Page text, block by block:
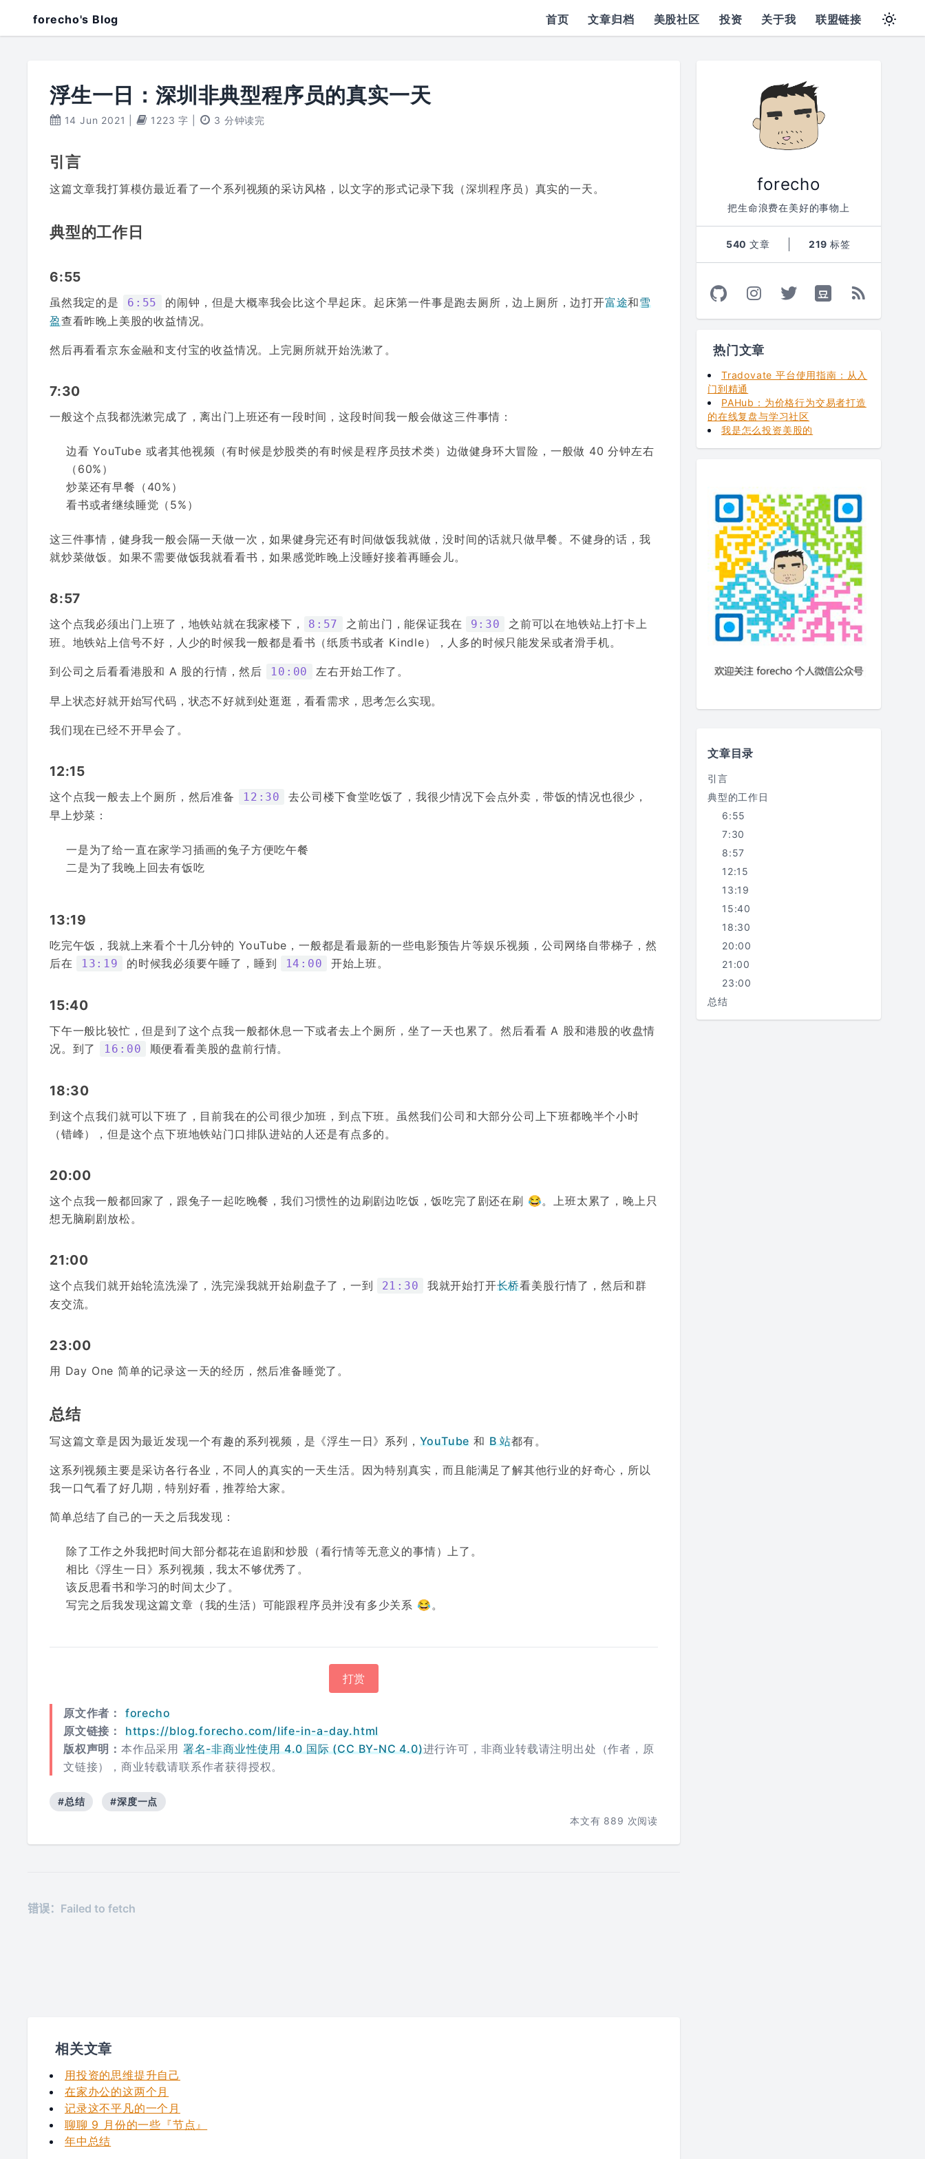
forecho's Blog 首页 文章归档 美股社区 投资 关于我 联盟链接
浮生一日：深圳非典型程序员的真实一天
14 Jun 2021 1223 字 3 分钟读完
引言
这篇文章我打算模仿最近看了一个系列视频的采访风格，以文字的形式记录下我（深圳程序员）真实的一天。
典型的工作日
6:55
虽然我定的是 6:55 的闹钟，但是大概率我会比这个早起床。起床第一件事是跑去厕所，边上厕所，边打开富途和雪
盈查看昨晚上美股的收益情况。
然后再看看京东金融和支付宝的收益情况。上完厕所就开始洗漱了。
7:30
一般这个点我都洗漱完成了，离出门上班还有一段时间，这段时间我一般会做这三件事情：
边看 YouTube 或者其他视频（有时候是炒股类的有时候是程序员技术类）边做健身环大冒险，一般做 40 分钟左右
（60%）
炒菜还有早餐（40%）
看书或者继续睡觉（5%）
这三件事情，健身我一般会隔一天做一次，如果健身完还有时间做饭我就做，没时间的话就只做早餐。不健身的话，我
就炒菜做饭。如果不需要做饭我就看看书，如果感觉昨晚上没睡好接着再睡会儿。
8:57
这个点我必须出门上班了，地铁站就在我家楼下， 8:57 之前出门，能保证我在 9:30
之前可以在地铁站上打卡上
班。地铁站上信号不好，人少的时候我一般都是看书（纸质书或者 Kindle），人多的时候只能发呆或者滑手机。
到公司之后看看港股和 A 股的行情，然后 10:00 左右开始工作了。
早上状态好就开始写代码，状态不好就到处逛逛，看看需求，思考怎么实现。
我们现在已经不开早会了。
12:15
这个点我一般去上个厕所，然后准备 12:30
去公司楼下食堂吃饭了，我很少情况下会点外卖，带饭的情况也很少，
早上炒菜：
一是为了给一直在家学习插画的兔子方便吃午餐
二是为了我晚上回去有饭吃
13:19
吃完午饭，我就上来看个十几分钟的 YouTube，一般都是看最新的一些电影预告片等娱乐视频，公司网络自带梯子，然
后在
13:19 的时候我必须要午睡了，睡到 14:00 开始上班。
15:40
下午一般比较忙，但是到了这个点我一般都休息一下或者去上个厕所，坐了一天也累了。然后看看 A 股和港股的收盘情
况。到了
16:00 顺便看看美股的盘前行情。
18:30
到这个点我们就可以下班了，目前我在的公司很少加班，到点下班。虽然我们公司和大部分公司上下班都晚半个小时
（错峰），但是这个点下班地铁站门口排队进站的人还是有点多的。
20:00
这个点我一般都回家了，跟兔子一起吃晚餐，我们习惯性的边刷剧边吃饭，饭吃完了剧还在刷 😂。上班太累了，晚上只
想无脑刷剧放松。
21:00
这个点我们就开始轮流洗澡了，洗完澡我就开始刷盘子了，一到 21:30 我就开始打开长桥看美股行情了，然后和群
友交流。
23:00
用 Day One 简单的记录这一天的经历，然后准备睡觉了。
总结
写这篇文章是因为最近发现一个有趣的系列视频，是《浮生一日》系列， YouTube 和 B 站都有。
这系列视频主要是采访各行各业，不同人的真实的一天生活。因为特别真实，而且能满足了解其他行业的好奇心，所以
我一口气看了好几期，特别好看，推荐给大家。
简单总结了自己的一天之后我发现：
除了工作之外我把时间大部分都花在追剧和炒股（看行情等无意义的事情）上了。
相比《浮生一日》系列视频，我太不够优秀了。
该反思看书和学习的时间太少了。
写完之后我发现这篇文章（我的生活）可能跟程序员并没有多少关系 😂。
打赏
原文作者：
forecho
原文链接：
https://blog.forecho.com/life-in-a-day.html
版权声明： 本作品采用 署名-非商业性使用 4.0 国际 (CC BY-NC 4.0)进行许可，非商业转载请注明出处（作者，原
文链接），商业转载请联系作者获得授权。
#总结
#深度一点
本文有 889 次阅读
相关文章
用投资的思维提升自己
在家办公的这两个月
记录这不平凡的一个月
聊聊 9 月份的一些『节点』
年中总结
forecho
把生命浪费在美好的事物上
540文章 219标签
热门文章
Tradovate 平台使用指南：从入
门到精通
PAHub：为价格行为交易者打造
的在线复盘与学习社区
我是怎么投资美股的
文章目录
引言
典型的工作日
6:55
7:30
8:57
12:15
13:19
15:40
18:30
20:00
21:00
23:00
总结